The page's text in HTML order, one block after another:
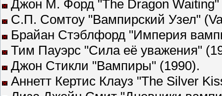
Джон М. Форд "The Dragon Waiting"
С.П. Сомтоу "Вампирский Узел"
Брайан Стэблфорд "Империя
Тим Пауэрс "Сила её уважения"
Джон Стикли "Вампиры" (1990).
Аннетт Кертис Клауз "The Silver